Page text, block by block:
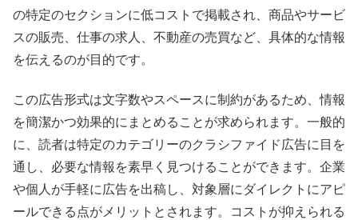
の特定のセクションに低コストで掲載され、商品やサービ
スの販売、仕事の求人、不動産の売買など、具体的な情報
を伝えるのが目的です。
この広告形式は文字数やスペースに制約があるため、情報
を簡潔かつ効果的にまとめることが求められます。一般的
に、読者は特定のカテゴリーのクラシファイド広告に目を
通し、必要な情報を素早く見つけることができます。企業
や個人が手軽に広告を出稿し、対象層にダイレクトにアピ
ールできる点がメリットとされます。コストが抑えられる